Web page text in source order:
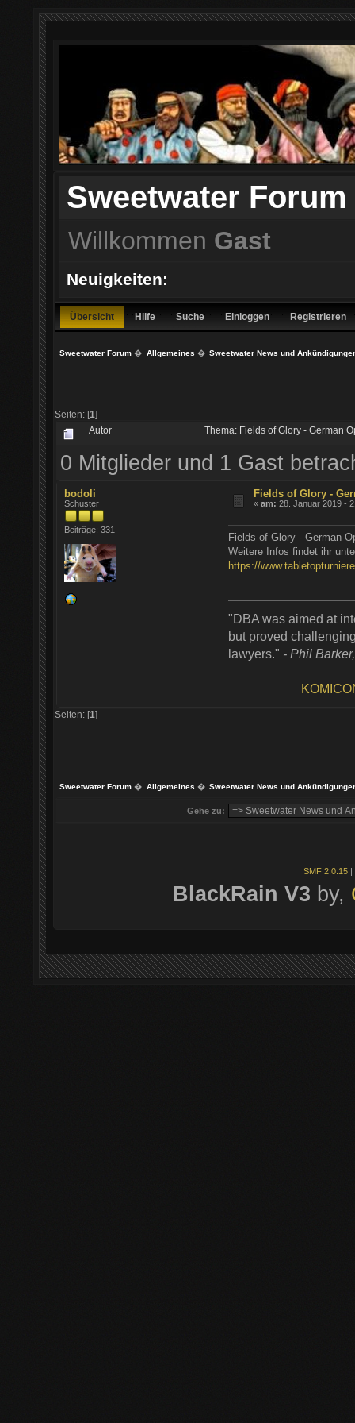
Sweetwater Forum
Willkommen Gast
Neuigkeiten:
Übersicht Hilfe Suche Einloggen Registrieren
Sweetwater Forum � Allgemeines � Sweetwater News und
Seiten: [1]
Autor Thema: Fields of Glory - German
0 Mitglieder und 1 Gast
bodoli
Schuster
Beiträge: 331
Fields of Glory -
«am: 28. Januar 2019 -
Fields of Glory - German
Weitere Infos findet ihr
https://
"DBA was aimed at
but proved
lawyers." - Phil
Seiten: [1]
Sweetwater Forum � Allgemeines � Sweetwater News und
Gehe zu:
SMF 2.0.15 |
BlackRain V3 by,